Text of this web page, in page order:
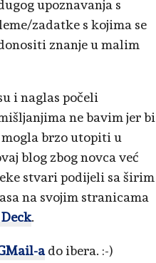
upoznavanja s
zadatke s kojima se
znanje u malim
i naglas počeli
ne bavim jer bi
brzo utopiti u
blog zbog novca već
stvari podijeli sa širim
na svojim stranicama
.
ado ibera. :-)